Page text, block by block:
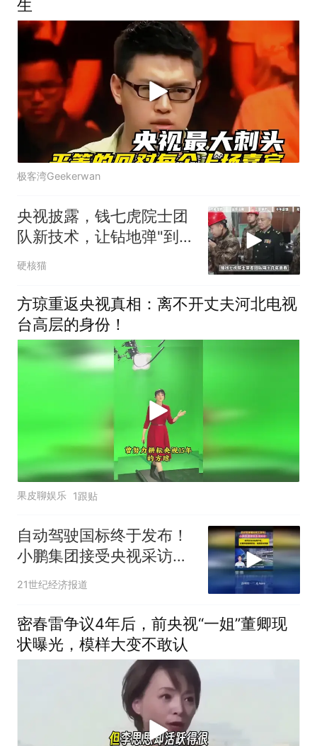
生
极客湾Geekerwan
央视披露，钱七虎院士团
队新技术，让钻地弹"到不
了就坏了"？
硬核猫
方琼重返央视真相：离不开丈夫河北电视
台高层的身份！
果皮聊娱乐 1跟贴
自动驾驶国标终于发布！
小鹏集团接受央视采访：
还要持续保障安全，监测
21世纪经济报道
密春雷争议4年后，前央视“一姐”董卿现
状曝光，模样大变不敢认